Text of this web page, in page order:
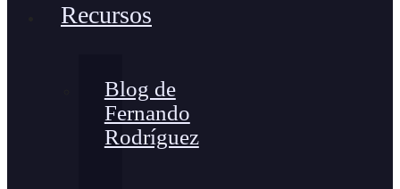
Recursos
Blog de
Fernando
Rodríguez